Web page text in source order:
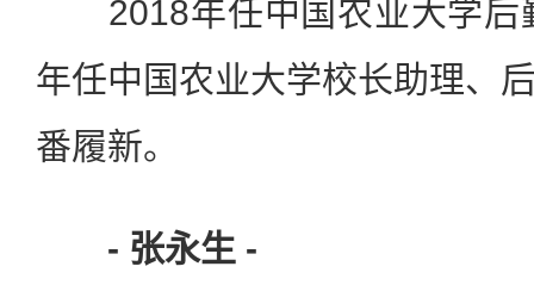
2018年任中国农业大学后
年任中国农业大学校长助理、
番履新。
- 张永生 -